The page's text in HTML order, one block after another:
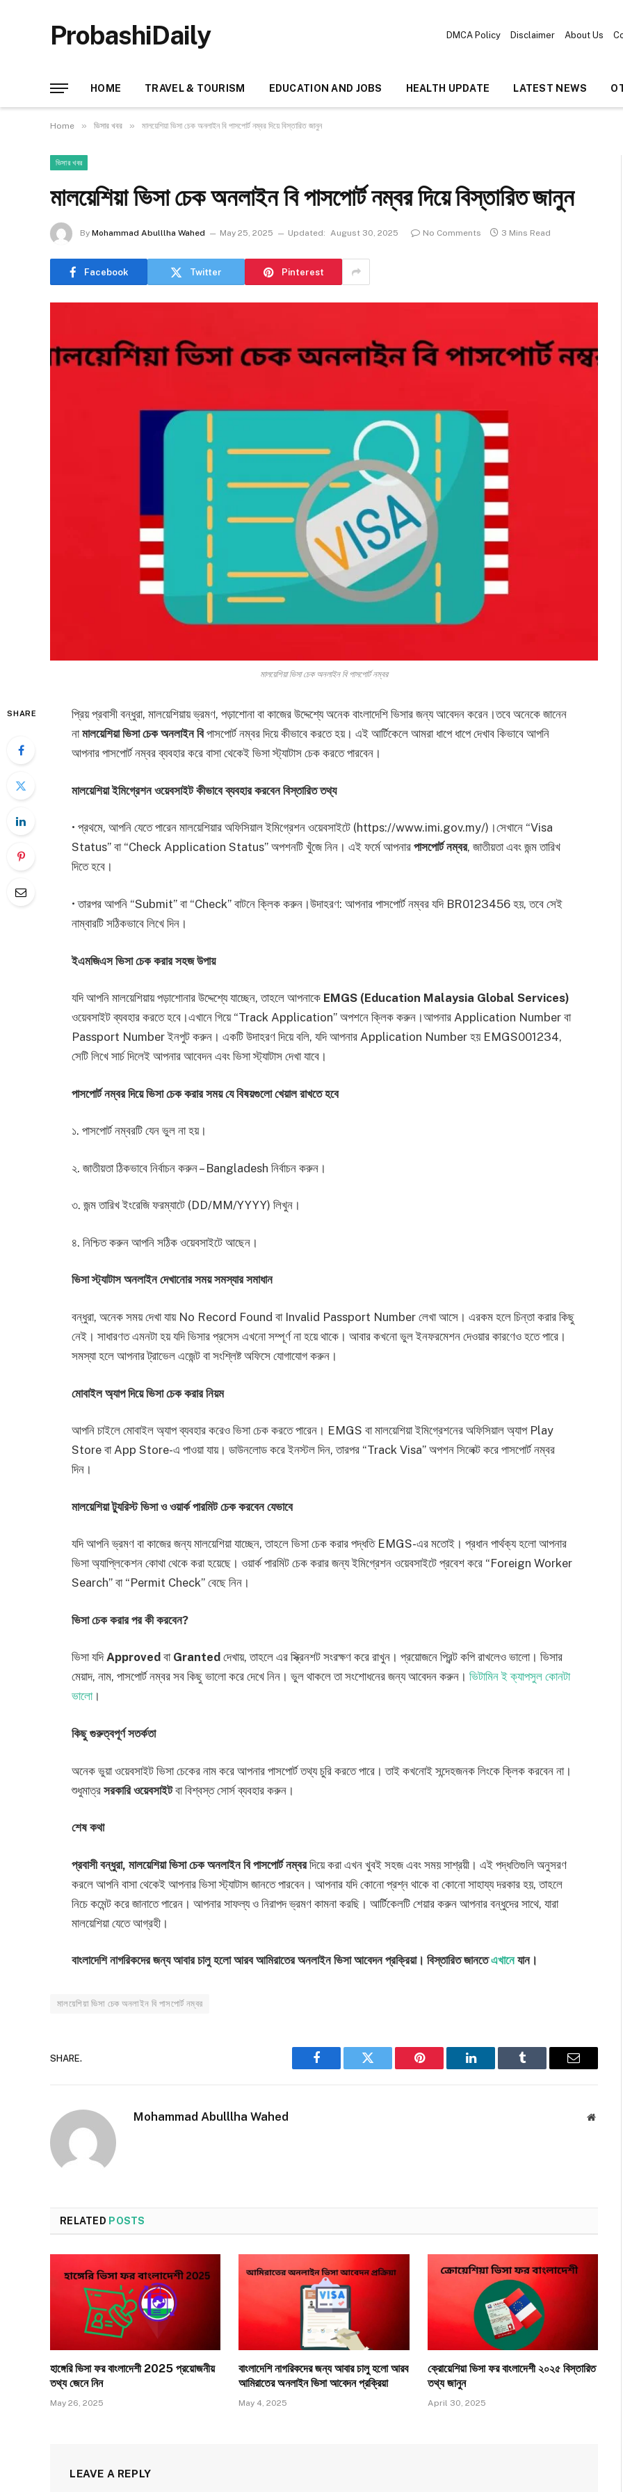
ProbashiDaily DMCA Policy Disclaimer About Us
HOME TRAVEL & TOURISM EDUCATION AND JOBS HEALTH UPDATE LATEST NEWS
Home » ভিসার খবর » মালয়েশিয়া ভিসা চেক অনলাইন বি পাসপোর্ট নম্বর দিয়ে বিস্তারিত জানুন
ভিসার খবর
মালয়েশিয়া ভিসা চেক অনলাইন বি পাসপোর্ট নম্বর দিয়ে বিস্তারিত জানুন
By Mohammad Abulllha Wahed May 25, 2025 Updated: August 30, 2025 No Comments 3 Mins Read
Facebook Twitter Pinterest
মালয়েশিয়া ভিসা চেক অনলাইন বি পাসপোর্ট নম্বর
SHARE
প্রিয় প্রবাসী বন্ধুরা, মালয়েশিয়ায় ভ্রমণ, পড়াশোনা বা কাজের উদ্দেশ্যে অনেক বাংলাদেশি ভিসার জন্য আবেদন করেন।তবে অনেকে জানেন
নামালয়েশিয়া ভিসা চেক অনলাইন বিপাসপোর্ট নম্বর দিয়ে কীভাবে করতে হয়। এই আর্টিকেলে আমরা ধাপে ধাপে দেখাব কিভাবে আপনি
আপনার পাসপোর্ট নম্বর ব্যবহার করে বাসা থেকেই ভিসা স্ট্যাটাস চেক করতে পারবেন।
মালয়েশিয়া ইমিগ্রেশন ওয়েবসাইট কীভাবে ব্যবহার করবেন‌ বিস্তারিত তথ্য
• প্রথমে, আপনি যেতে পারেন মালয়েশিয়ার অফিসিয়াল ইমিগ্রেশন ওয়েবসাইটে (https://www.imi.gov.my/)।সেখানে “Visa
Status” বা “Check Application Status” অপশনটি খুঁজে নিন। এই ফর্মে আপনার পাসপোর্ট নম্বর, জাতীয়তা এবং জন্ম তারিখ
দিতে হবে।
• তারপর আপনি “Submit” বা “Check” বাটনে ক্লিক করুন।উদাহরণ: আপনার পাসপোর্ট নম্বর যদি BR0123456 হয়, তবে সেই
নাম্বারটি সঠিকভাবে লিখে দিন।
ইএমজিএস ভিসা চেক করার সহজ উপায়
যদি আপনি মালয়েশিয়ায় পড়াশোনার উদ্দেশ্যে যাচ্ছেন, তাহলে আপনাকে EMGS (Education Malaysia Global Services)
ওয়েবসাইট ব্যবহার করতে হবে।এখানে গিয়ে “Track Application” অপশনে ক্লিক করুন।আপনার Application Number বা
Passport Number ইনপুট করুন। একটি উদাহরণ দিয়ে বলি, যদি আপনার Application Number হয় EMGS001234,
সেটি লিখে সার্চ দিলেই আপনার আবেদন এবং ভিসা স্ট্যাটাস দেখা যাবে।
পাসপোর্ট নম্বর দিয়ে ভিসা চেক করার সময় যে বিষয়গুলো খেয়াল রাখতে হবে
১. পাসপোর্ট নম্বরটি যেন ভুল না হয়।
২. জাতীয়তা ঠিকভাবে নির্বাচন করুন – Bangladesh নির্বাচন করুন।
৩. জন্ম তারিখ ইংরেজি ফরম্যাটে (DD/MM/YYYY) লিখুন।
৪. নিশ্চিত করুন আপনি সঠিক ওয়েবসাইটে আছেন।
ভিসা স্ট্যাটাস অনলাইন দেখানোর সময় সমস্যার সমাধান
বন্ধুরা, অনেক সময় দেখা যায় No Record Found বা Invalid Passport Number লেখা আসে। এরকম হলে চিন্তা করার কিছু
নেই। সাধারণত এমনটা হয় যদি ভিসার প্রসেস এখনো সম্পূর্ণ না হয়ে থাকে। আবার কখনো ভুল ইনফরমেশন দেওয়ার কারণেও হতে পারে।
সমস্যা হলে আপনার ট্রাভেল এজেন্ট বা সংশ্লিষ্ট অফিসে যোগাযোগ করুন।
মোবাইল অ্যাপ দিয়ে ভিসা চেক করার নিয়ম
আপনি চাইলে মোবাইল অ্যাপ ব্যবহার করেও ভিসা চেক করতে পারেন। EMGS বা মালয়েশিয়া ইমিগ্রেশনের অফিসিয়াল অ্যাপ Play
Store বা App Store-এ পাওয়া যায়। ডাউনলোড করে ইনস্টল দিন, তারপর “Track Visa” অপশন সিলেক্ট করে পাসপোর্ট নম্বর
দিন।
মালয়েশিয়া ট্যুরিস্ট ভিসা ও ওয়ার্ক পারমিট চেক করবেন যেভাবে
যদি আপনি ভ্রমণ বা কাজের জন্য মালয়েশিয়া যাচ্ছেন, তাহলে ভিসা চেক করার পদ্ধতি EMGS-এর মতোই। প্রধান পার্থক্য হলো আপনার
ভিসা অ্যাপ্লিকেশন কোথা থেকে করা হয়েছে। ওয়ার্ক পারমিট চেক করার জন্য ইমিগ্রেশন ওয়েবসাইটে প্রবেশ করে “Foreign Worker
Search” বা “Permit Check” বেছে নিন।
ভিসা চেক করার পর কী করবেন?
ভিসা যদিApproved বা Granted দেখায়, তাহলে এর স্ক্রিনশট সংরক্ষণ করে রাখুন। প্রয়োজনে প্রিন্ট কপি রাখলেও ভালো। ভিসার
মেয়াদ, নাম, পাসপোর্ট নম্বর সব কিছু ভালো করে দেখে নিন। ভুল থাকলে তা সংশোধনের জন্য আবেদন করুন। ভিটামিন ই ক্যাপসুল কোনটা
ভালো।
কিছু গুরুত্বপূর্ণ সতর্কতা
অনেক ভুয়া ওয়েবসাইট ভিসা চেকের নাম করে আপনার পাসপোর্ট তথ্য চুরি করতে পারে। তাই কখনোই সন্দেহজনক লিংকে ক্লিক করবেন না।
শুধুমাত্র সরকারি ওয়েবসাইটবা বিশ্বস্ত সোর্স ব্যবহার করুন।
শেষ কথা
প্রবাসী বন্ধুরা, মালয়েশিয়া ভিসা চেক অনলাইন বি পাসপোর্ট নম্বরদিয়ে করা এখন খুবই সহজ এবং সময় সাশ্রয়ী। এই পদ্ধতিগুলি অনুসরণ
করলে আপনি বাসা থেকেই আপনার ভিসা স্ট্যাটাস জানতে পারবেন। আপনার যদি কোনো প্রশ্ন থাকে বা কোনো সাহায্য দরকার হয়, তাহলে
নিচে কমেন্ট করে জানাতে পারেন। আপনার সাফল্য ও নিরাপদ ভ্রমণ কামনা করছি। আর্টিকেলটি শেয়ার করুন আপনার বন্ধুদের সাথে, যারা
মালয়েশিয়া যেতে আগ্রহী।
বাংলাদেশি নাগরিকদের জন্য আবার চালু হলো আরব আমিরাতের অনলাইন ভিসা আবেদন প্রক্রিয়া। বিস্তারিত জানতেএখানেযান।
মালয়েশিয়া ভিসা চেক অনলাইন বি পাসপোর্ট নম্বর
SHARE.
Facebook Twitter Pinterest LinkedIn Tumblr Email
Mohammad Abulllha Wahed Website
RELATED POSTS
হাঙ্গেরি ভিসা ফর বাংলাদেশী 2025 প্রয়োজনীয়
তথ্য‌ জেনে নিন
May 26, 2025
বাংলাদেশি নাগরিকদের জন্য আবার চালু হলো আরব
আমিরাতের অনলাইন ভিসা আবেদন প্রক্রিয়া
May 4, 2025
ক্রোয়েশিয়া ভিসা ফর বাংলাদেশী ২০২৫ বিস্তারিত
তথ্য জানুন
April 30, 2025
LEAVE A REPLY